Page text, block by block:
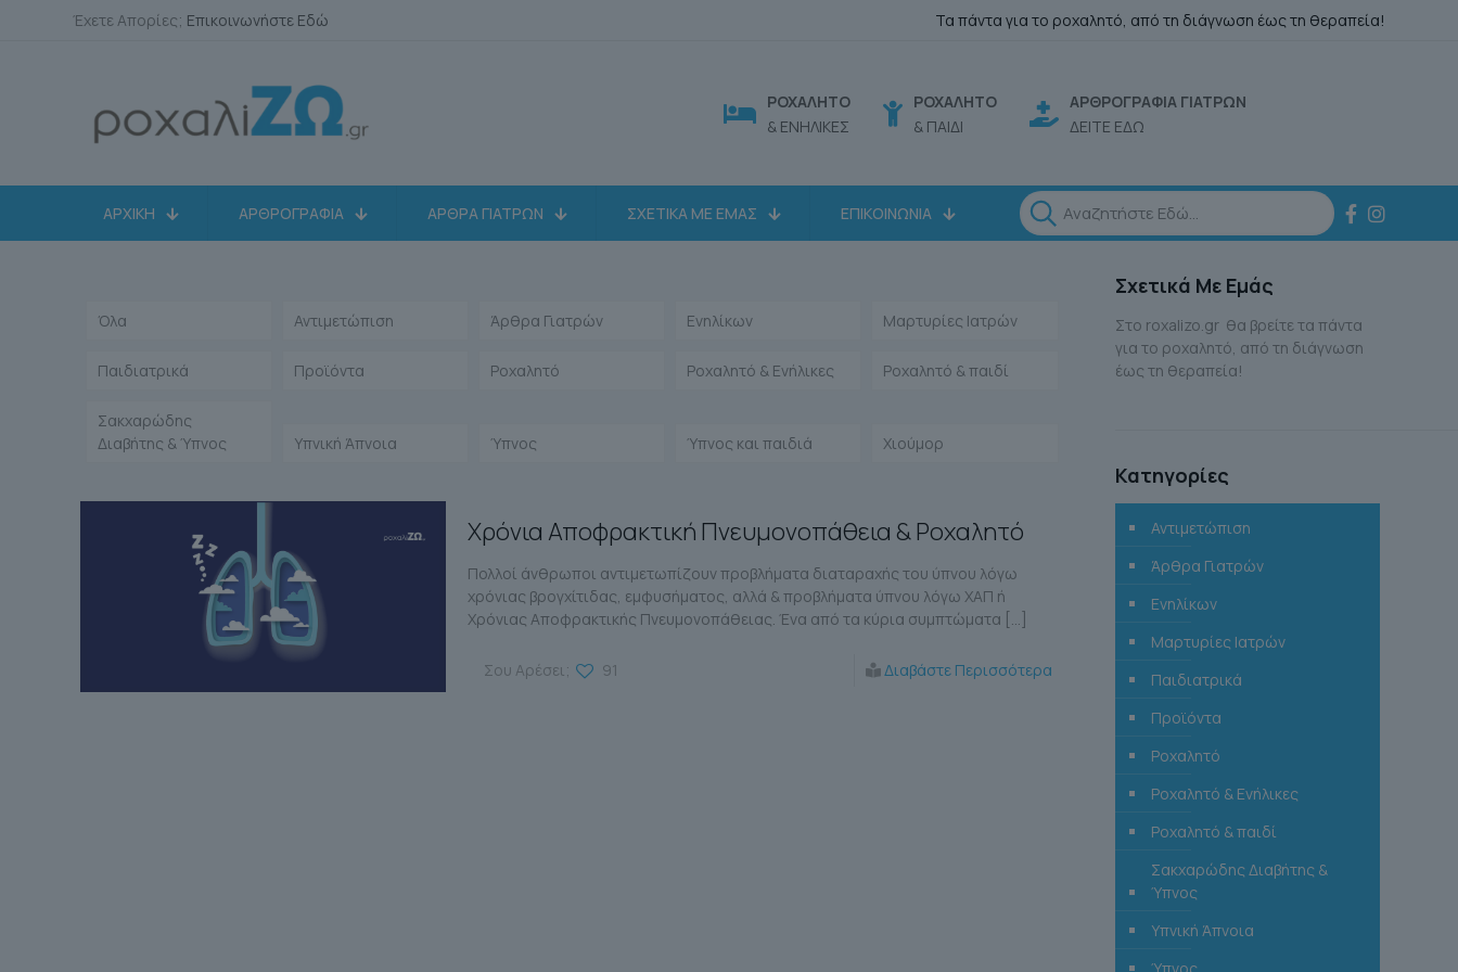
Έχετε Απορίες; Επικοινωνήστε Εδώ Τα πάντα για το ροχαλητό, από τη διάγνωση έως τη θεραπεία!
ΡΟΧΑΛΗΤΟ
& ΕΝΗΛΙΚΕΣ
ΡΟΧΑΛΗΤΟ
& ΠΑΙΔΙ
ΑΡΘΡΟΓΡΑΦΙΑ ΓΙΑΤΡΩΝ
ΔΕΙΤΕ ΕΔΩ
ΑΡΧΙΚΗ ΑΡΘΡΟΓΡΑΦΙΑ ΑΡΘΡΑ ΓΙΑΤΡΩΝ ΣΧΕΤΙΚΑ ΜΕ ΕΜΑΣ ΕΠΙΚΟΙΝΩΝΙΑ
Όλα Αντιμετώπιση Άρθρα Γιατρών Ενηλίκων Μαρτυρίες Ιατρών
Παιδιατρικά Προϊόντα Ροχαλητό Ροχαλητό & Ενήλικες Ροχαλητό & παιδί
Σακχαρώδης
Διαβήτης & Ύπνος
Υπνική Άπνοια Ύπνος Ύπνος και παιδιά Χιούμορ
Χρόνια Αποφρακτική Πνευμονοπάθεια & Ροχαλητό
Πολλοί άνθρωποι αντιμετωπίζουν προβλήματα διαταραχής του ύπνου λόγω
χρόνιας βρογχίτιδας, εμφυσήματος, αλλά & προβλήματα ύπνου λόγω ΧΑΠ ή
Χρόνιας Αποφρακτικής Πνευμονοπάθειας. Ένα από τα κύρια συμπτώματα […]
Σου Αρέσει; 91 Διαβάστε Περισσότερα
Σχετικά Με Εμάς
Στο roxalizo.gr θα βρείτε τα πάντα
για το ροχαλητό, από τη διάγνωση
έως τη θεραπεία!
Κατηγορίες
Αντιμετώπιση
Άρθρα Γιατρών
Ενηλίκων
Μαρτυρίες Ιατρών
Παιδιατρικά
Προϊόντα
Ροχαλητό
Ροχαλητό & Ενήλικες
Ροχαλητό & παιδί
Σακχαρώδης Διαβήτης &
Ύπνος
Υπνική Άπνοια